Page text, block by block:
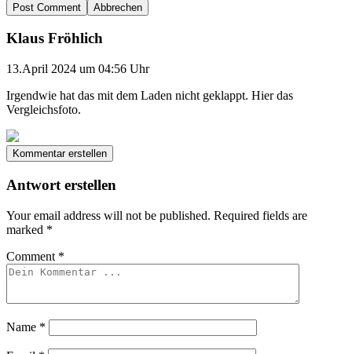
Abbrechen
Klaus Fröhlich
13.April 2024 um 04:56 Uhr
Irgendwie hat das mit dem Laden nicht geklappt. Hier das
Vergleichsfoto.
Kommentar erstellen
Antwort erstellen
Your email address will not be published. Required fields are
marked *
Comment *
Name *